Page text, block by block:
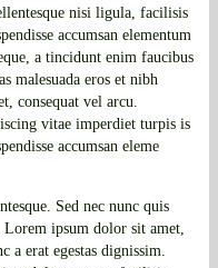
nisi ligula, facilisis
accumsan elementum
a tincidunt enim faucibus
malesuada eros et nibh
consequat vel arcu.
vitae imperdiet turpis is
accumsan eleme
Sed nec nunc quis
ipsum dolor sit amet,
a erat egestas dignissim.